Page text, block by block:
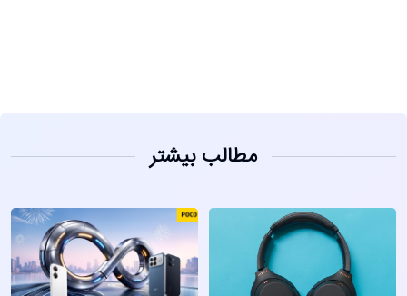
مطالب بیشتر